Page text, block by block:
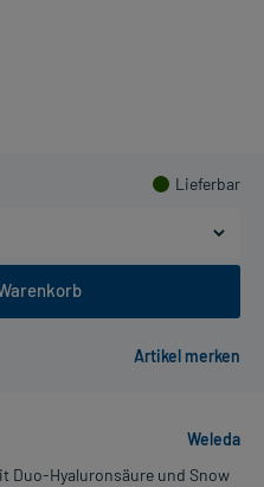
Lieferbar
Weleda
Duo-Hyaluronsäure und Snow